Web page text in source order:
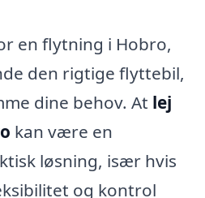
en flytning i Hobro,
den rigtige flyttebil,
dine behov. At lej
kan være en
løsning, især hvis
og kontrol